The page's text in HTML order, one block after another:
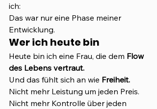
ich:
Das war nur eine Phase meiner
Entwicklung.
Wer ich heute bin
Heute bin ich eine Frau, die dem Flow
des Lebens vertraut.
Und das fühlt sich an wie Freiheit.
Nicht mehr Leistung um jeden Preis.
Nicht mehr Kontrolle über jeden